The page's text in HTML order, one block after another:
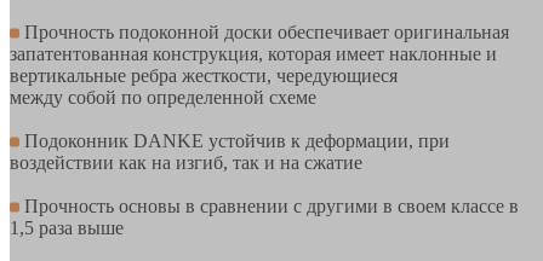
Прочность подоконной доски обеспечивает оригинальная
запатентованная конструкция, которая имеет наклонные и
вертикальные ребра жесткости, чередующиеся
между собой по определенной схеме
Подоконник DANKE устойчив к деформации, при
воздействии как на изгиб, так и на сжатие
Прочность основы в сравнении с другими в своем классе в
1,5 раза выше